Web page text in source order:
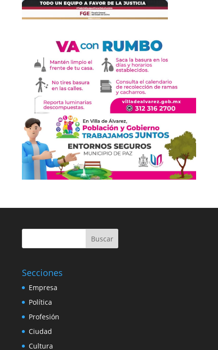
Buscar
Secciones
Empresa
Política
Profesión
Ciudad
Cultura